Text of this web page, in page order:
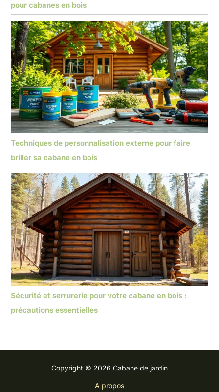
pour cabanes en bois
Techniques de personnalisation externe pour faire
briller sa cabane en bois
Sécurité et serrurerie pour votre cabane en bois :
précautions essentielles
Copyright © 2026 Cabane de jardin
A propos